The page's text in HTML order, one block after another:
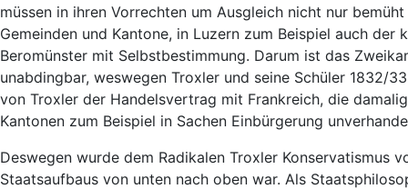
müssen in ihren Vorrechten um Ausgleich nicht nur
Gemeinden und Kantone, in Luzern zum Beispiel auch
Beromünster mit Selbstbestimmung. Darum ist das
unabdingbar, weswegen Troxler und seine Schüler 1832/
von Troxler der Handelsvertrag mit Frankreich, die
Kantonen zum Beispiel in Sachen Einbürgerung
Deswegen wurde dem Radikalen Troxler Konservatismus
Staatsaufbaus von unten nach oben war. Als